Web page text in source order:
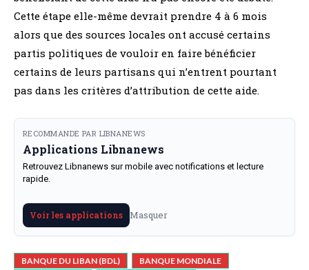
Cette étape elle-même devrait prendre 4 à 6 mois
alors que des sources locales ont accusé certains
partis politiques de vouloir en faire bénéficier
certains de leurs partisans qui n’entrent pourtant
pas dans les critères d’attribution de cette aide.
RECOMMANDE PAR LIBNANEWS
Applications Libnanews
Retrouvez Libnanews sur mobile avec notifications et lecture
rapide.
Voir les applications Masquer
BANQUE DU LIBAN (BDL) BANQUE MONDIALE